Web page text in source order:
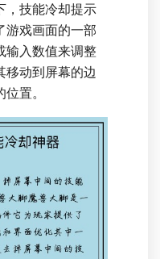
，技能冷却提示
游戏画面的一部
输入数值来调整
移动到屏幕的边
置。